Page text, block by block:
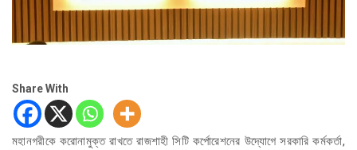
Share With
মহানগরীকে করোনামুক্ত রাখতে রাজশাহী সিটি কর্পোরেশনের উদ্যোগে সরকারি কর্মকর্তা,